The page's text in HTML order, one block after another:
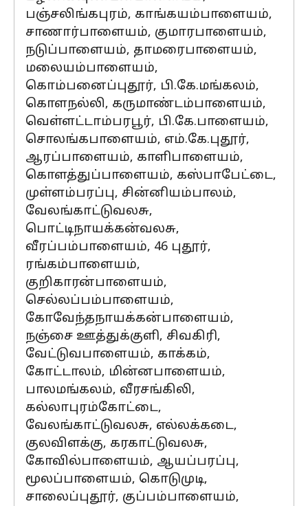
பஞ்சலிங்கபுரம், காங்கயம்பாளையம்,
சாணார்பாளையம், குமாரபாளையம்,
நடுப்பாளையம், தாமரைபாளையம்,
மலையம்பாளையம்,
கொம்பனைப்புதூர், பி.கே.மங்கலம்,
கொளநல்லி, கருமாண்டம்பாளையம்,
வெள்ளட்டாம்பரபூர், பி.கே.பாளையம்,
சொலங்கபாளையம், எம்.கே.புதூர்,
ஆரப்பாளையம், காளிபாளையம்,
கொளத்துப்பாளையம், கஸ்பாபேட்டை,
முள்ளம்பரப்பு, சின்னியம்பாலம்,
வேலங்காட்டுவலசு,
பொட்டிநாயக்கன்வலசு,
வீரப்பம்பாளையம், 46 புதூர்,
ரங்கம்பாளையம்,
குறிகாரன்பாளையம்,
செல்லப்பம்பாளையம்,
கோவேந்தநாயக்கன்பாளையம்,
நஞ்சை ஊத்துக்குளி, சிவகிரி,
வேட்டுவபாளையம், காக்கம்,
கோட்டாலம், மின்னபாளையம்,
பாலமங்கலம், வீரசங்கிலி,
கல்லாபுரம்கோட்டை,
வேலங்காட்டுவலசு, எல்லக்கடை,
குலவிளக்கு, கரகாட்டுவலசு,
கோவில்பாளையம், ஆயப்பரப்பு,
மூலப்பாளையம், கொடுமுடி,
சாலைப்புதூர், குப்பம்பாளையம்,